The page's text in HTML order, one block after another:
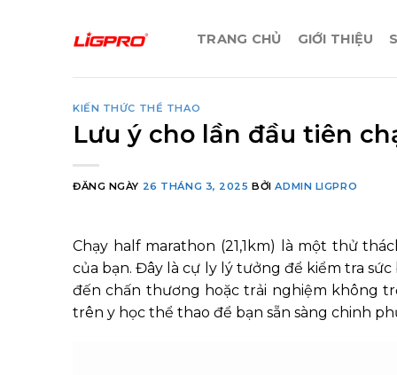
TRANG CHỦ GIỚI THIỆU
KIẾN THỨC THỂ THAO
Lưu ý cho lần đầu tiên
ĐĂNG NGÀY 26 THÁNG 3, 2025 BỞIADMIN LIGPRO
Chạy half marathon (21,1km) là một thử
của bạn. Đây là cự ly lý tưởng để kiểm tra
đến chấn thương hoặc trải nghiệm không
trên y học thể thao để bạn sẵn sàng chinh